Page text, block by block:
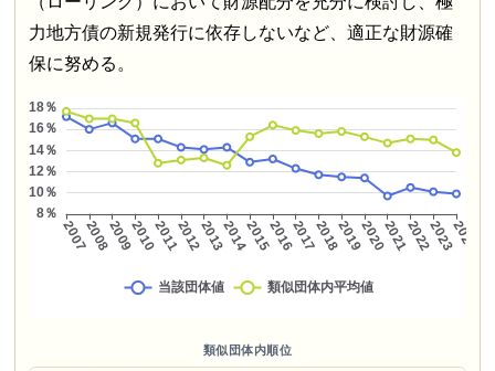
力地方債の新規発行に依存しないなど、適正な財源確
保に努める。
類似団体内順位